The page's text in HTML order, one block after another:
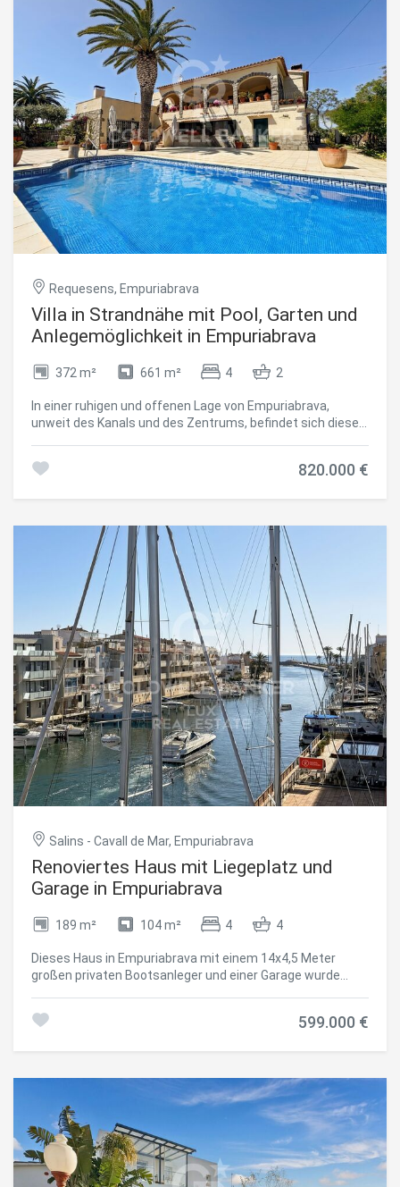
Parkmöglichkeiten. Das separate, voll ausgestattete
Studio bietet Platz für Kinder, Freunde oder Gäste in
absoluter Privatsphäre. Auf einem 585 m² großen
Grundstück in der Nähe eines Yachthafens und des
Stadtzentrums gelegen, vereint das Anwesen angenehme
Räumlichkeiten, einen gepflegten Außenbereich und einen
großen Swimmingpool, der zum Mittelpunkt der
Sommertage wird. #ref:CBLX021001
Requesens, Empuriabrava
Villa in Strandnähe mit Pool, Garten und
Anlegemöglichkeit in Empuriabrava
372 m² 661 m² 4 2
In einer ruhigen und offenen Lage von Empuriabrava,
unweit des Kanals und des Zentrums, befindet sich diese
größten Wohnmarina Europas, wurde die Villa in den
Anforderungen des modernen Wohnens. Ein jährlich
mietbarer Liegeplatz kann übernommen werden. Das
Grundstück bietet Privatsphäre und klare Raumaufteilung:
ein rückwärtiger Garten, Außenstellplätze für mehrere
Fahrzeuge sowie ein Poolbereich mit integriertem
Whirlpool. Das Haupthaus erstreckt sich über zwei Etagen.
Im Erdgeschoss befinden sich Rückzugsräume, ein Gäste-
WC, ein Büro sowie ein unabhängiger Anbau mit
Wohnzimmer, offenem Kamin und Küche. Dieser Bereich
eignet sich ideal für Gäste oder als privates Studio. Eine
großzügige Garage rundet das Niveau ab. Im
Obergeschoss öffnet sich der lichtdurchflutete
Wohnbereich mit Wohn-Esszimmer, separater Küche und
zwei gut ausgerichteten Terrassen - eine überdacht, die
andere mit freiem Blick auf den Garten und den Pool.
#ref:CBLX02978
820.000 €
Salins - Cavall de Mar, Empuriabrava
Renoviertes Haus mit Liegeplatz und
Garage in Empuriabrava
189 m² 104 m² 4 4
Dieses Haus in Empuriabrava mit einem 14x4,5 Meter
großen privaten Bootsanleger und einer Garage wurde
etwa 50 Meter vom Ausgang zum Meer entfernt. Gleich
Mehrzweckzimmer und ein Badezimmer. Im
Obergeschoss befinden sich zwei helle Schlafzimmer,
eines davon mit Terrasse, die von einem freien Blick
profitieren und zwischen denen sich ein Badezimmer
befindet. Der sehr helle Hauptwohnbereich öffnet sich zu
einer hochwertig ausgestatteten BALAY-Küche und einer
Terrasse mit Blick auf den Kanal. Auf der obersten Ebene
599.000 €